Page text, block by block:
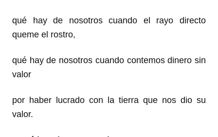
qué hay de nosotros cuando el rayo directo
queme el rostro,
qué hay de nosotros cuando contemos dinero sin
valor
por haber lucrado con la tierra que nos dio su
valor.